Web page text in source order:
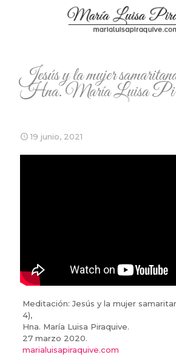
Jesús y la mujer
Hna. María Luisa
19 junio, 2021
Meditación: Jesús y la mujer
4),
Hna. María Luisa Piraquive.
27 marzo 2020.
marialuisapiraquive.com